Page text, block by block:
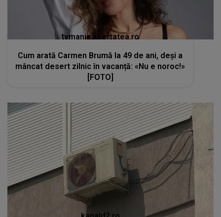
tvmania.libertatea.ro
Cum arată Carmen Brumă la 49 de ani, deși a
mâncat desert zilnic în vacanță: «Nu e noroc!»
[FOTO]